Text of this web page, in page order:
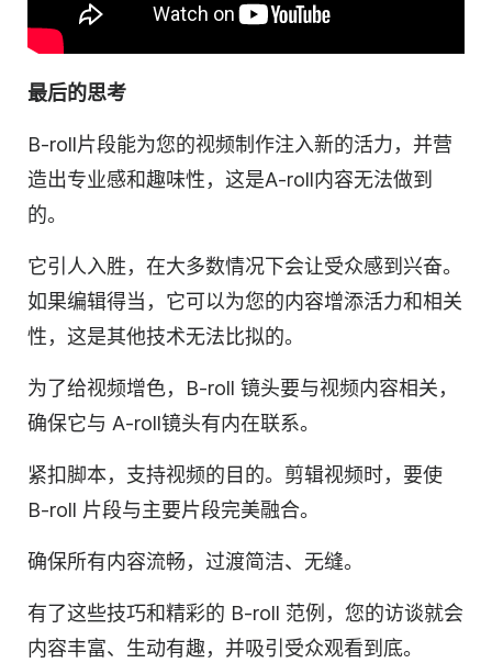
最后的思考
B-roll片段能为您的视频制作注入新的活力，并营
造出专业感和趣味性，这是A-roll内容无法做到
的。
它引人入胜，在大多数情况下会让受众感到兴奋。
如果编辑得当，它可以为您的内容增添活力和相关
性，这是其他技术无法比拟的。
为了给视频增色，B-roll 镜头要与视频内容相关，
确保它与 A-roll镜头有内在联系。
紧扣脚本，支持视频的目的。剪辑视频时，要使
B-roll 片段与主要片段完美融合。
确保所有内容流畅，过渡简洁、无缝。
有了这些技巧和精彩的 B-roll 范例，您的访谈就会
内容丰富、生动有趣，并吸引受众观看到底。